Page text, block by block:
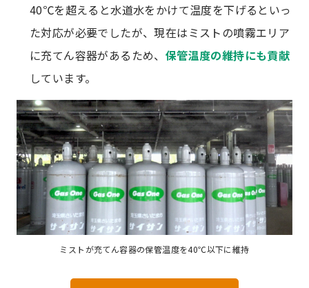
40℃を超えると水道水をかけて温度を下げるといっ
た対応が必要でしたが、現在はミストの噴霧エリア
に充てん容器があるため、 保管温度の維持にも貢献
しています。
ミストが充てん容器の保管温度を40℃以下に維持